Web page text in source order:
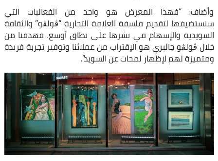
وأضاف: “فهذا المعرض هو واحد من الفعاليات التي
سنستضيفها لتقديم فلسفة العلامة التجارية “ڨولڨو” والثقافة
السويدية والإسهام في نشرها على نطاق أوسع. فهدفنا من
خلال ڨولڨو جاليري هو الإقتراب من عملائنا وتوفير تجربة فريدة
ومتميزة لهم لإظهار لمحات عن السويد”.